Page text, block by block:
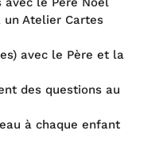
Atelier Cartes
avec le Père et la
des questions au
à chaque enfant